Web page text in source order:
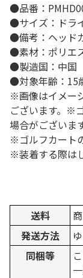
●品番：
●サイズ：ドラ
●備考：ヘッド
●素材：ポリエ
●製造国：中国
●対象年齢：15
※画像はイメー
ございます。※
場合がございます
※ゴルフカート
※装着する際は
送料
発送方法
同梱等